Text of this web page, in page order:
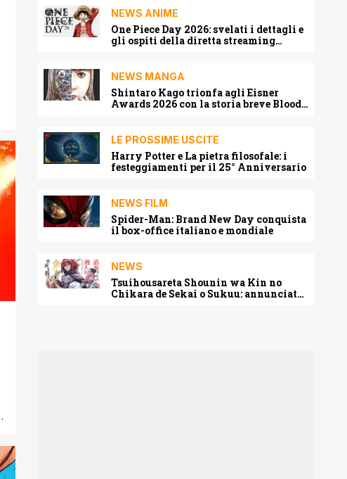
NEWS ANIME
One Piece Day 2026: svelati i dettagli e
gli ospiti della diretta streaming
NEWS MANGA
Shintaro Kago trionfa agli Eisner
Awards 2026 con la storia breve Blood
LE PROSSIME USCITE
Harry Potter e La pietra filosofale: i
festeggiamenti per il 25° Anniversario
NEWS FILM
Spider-Man: Brand New Day conquista
il box-office italiano e mondiale
NEWS
Tsuihousareta Shounin wa Kin no
Chikara de Sekai o Sukuu: annunciato